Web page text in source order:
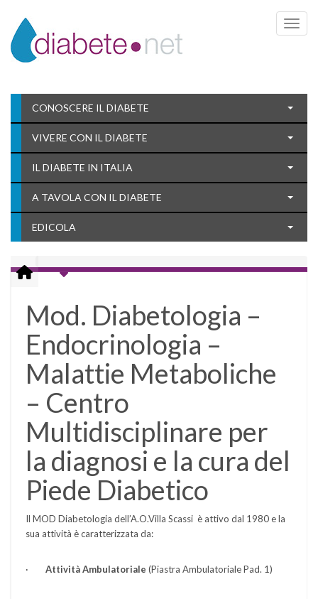
Toggle
CONOSCERE IL DIABETE
VIVERE CON IL DIABETE
IL DIABETE IN ITALIA
A TAVOLA CON IL DIABETE
EDICOLA
Mod. Diabetologia –
Endocrinologia –
Malattie Metaboliche
– Centro
Multidisciplinare per
la diagnosi e la cura del
Piede Diabetico
Il MOD Diabetologia dell’A.O.Villa Scassi è attivo dal 1980 e la
sua attività è caratterizzata da:
· Attività Ambulatoriale (Piastra AmbulatorialePad. 1)